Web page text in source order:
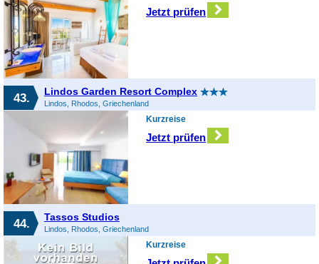
Jetzt prüfen
43. Lindos Garden Resort Complex
Lindos, Rhodos, Griechenland
Kurzreise
Jetzt prüfen
44. Tassos Studios
Lindos, Rhodos, Griechenland
Kurzreise